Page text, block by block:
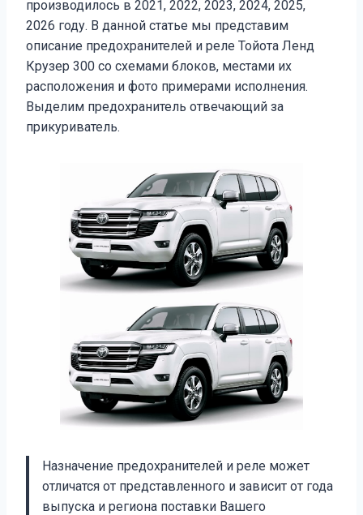
производилось в 2021, 2022, 2023, 2024, 2025,
2026 году. В данной статье мы представим
описание предохранителей и реле Тойота Ленд
Крузер 300 со схемами блоков, местами их
расположения и фото примерами исполнения.
Выделим предохранитель отвечающий за
прикуриватель.
Назначение предохранителей и реле может
отличатся от представленного и зависит от года
выпуска и региона поставки Вашего